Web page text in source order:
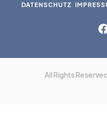
DATENSCHUTZ
All Rights